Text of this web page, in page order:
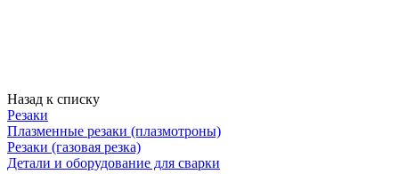
Назад к списку
Резаки
Плазменные резаки (плазмотроны)
Резаки (газовая резка)
Детали и оборудование для сварки